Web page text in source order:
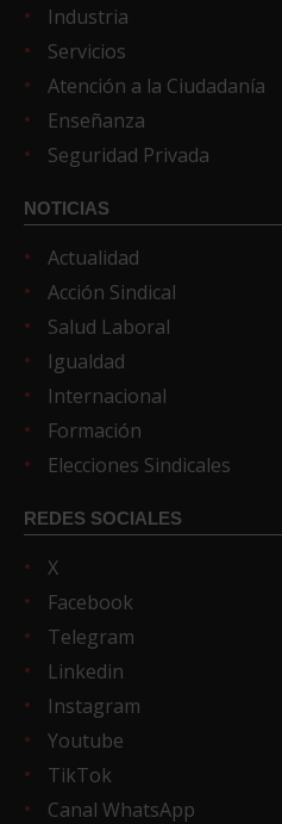
Industria
Servicios
Atención a la Ciudadanía
Enseñanza
Seguridad Privada
NOTICIAS
Actualidad
Acción Sindical
Salud Laboral
Igualdad
Internacional
Formación
Elecciones Sindicales
REDES SOCIALES
X
Facebook
Telegram
Linkedin
Instagram
Youtube
TikTok
Canal WhatsApp